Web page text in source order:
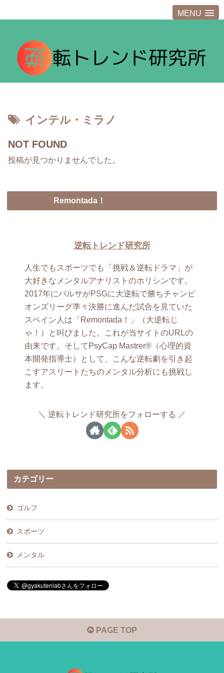
MENU
インテル・ミラノ
NOT FOUND
投稿が見つかりませんでした。
Remontada！
逆転トレンド研究所
人生でもスポーツでも「挑戦＆逆転ドラマ」が
大好きなメンタルアナリストのホリシンです。
2017年にバルサがPSGに大逆転で勝ちチャンピ
オンズリーグ準々決勝に進んだ試合を見ていた
スペイン人は「Remontada！」（大逆転じ
ゃ！）と叫びました。これが当サイトのURLの
由来です。そしてPsyCap Mastrer®（心理的資
本開発指導士）として、こんな逆転劇を引き起
こすアスリートたちのメンタル分析にも挑戦し
ます。
逆転トレンド研究所をフォローする
カテゴリー
ゴルフ
スポーツ
メンタル
PAGE TOP